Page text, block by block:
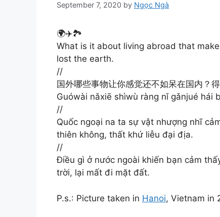
September 7, 2020 by Ngọc Ngà
🌍✈️🏞️
What is it about living abroad that
lost the earth.
//
国外哪些事物让你感觉还不如呆在国内？
Guówài nǎxiē shìwù ràng nǐ gǎnjué hái
//
Quốc ngoại na ta sự vật nhượng nhĩ
thiên không, thất khứ liễu đại địa.
//
Điều gì ở nước ngoài khiến bạn cảm
trời, lại mất đi mặt đất.
P.s.: Picture taken in Hanoi, Vietnam in